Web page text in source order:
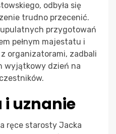
odbyła się
trudno przecenić.
przygotowań
pełnym majestatu i
organizatorami, zadbali
wyjątkowy dzień na
i uznanie
ręce starosty Jacka